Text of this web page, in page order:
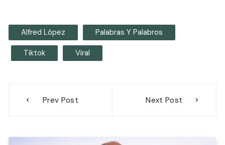
Alfred López Palabras Y Palabros
Tiktok Viral
Prev Post Next Post